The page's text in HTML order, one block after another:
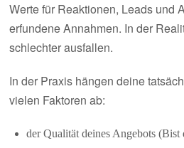
Werte für Reaktionen, Leads und
erfundene Annahmen. In der
schlechter ausfallen.
In der Praxis hängen deine
vielen Faktoren ab:
der Qualität deines Angebots